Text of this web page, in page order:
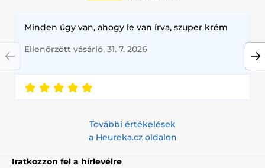
Minden úgy van, ahogy le van írva, szuper krém
Ellenőrzött vásárló, 31. 7. 2026
További értékelések
a Heureka.cz oldalon
Iratkozzon fel a hírlevélre